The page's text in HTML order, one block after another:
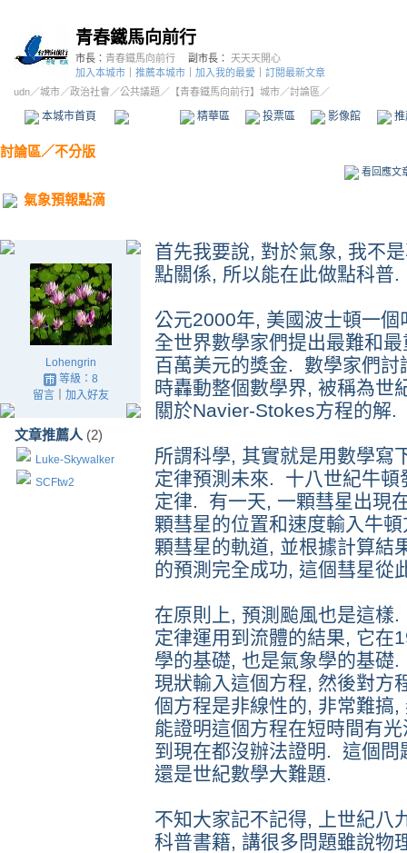
青春鐵馬向前行
市長： 青春鐵馬向前行 副市長： 天天天開心
加入本城市
推薦本城市 加入我的最愛
訂閱最新文章
udn／城市／政治社會 ／公共議題 ／ 【青春鐵馬向前行】城市／討論區／
本城市首頁 精華區 投票區 影像館
討論區／不分版
看回應文
氣象預報點滴
Lohengrin
等級：8
留言｜ 加入好友
文章推薦人 (2)
Luke-Skywalker
SCFtw2
首先我要說, 對於氣象, 我不
點關係, 所以能在此做點科普.
公元2000年, 美國波士頓一
全世界數學家們提出最難和
百萬美元的獎金. 數學家們
時轟動整個數學界, 被稱為
關於Navier-Stokes方程的解.
所謂科學, 其實就是用數學寫
定律預測未來. 十八世紀牛頓
定律. 有一天, 一顆彗星出現
顆彗星的位置和速度輸入牛
顆彗星的軌道, 並根據計算結
的預測完全成功, 這個彗星從
在原則上, 預測颱風也是這
定律運用到流體的結果, 它在
學的基礎, 也是氣象學的基礎
現狀輸入這個方程, 然後對方
個方程是非線性的, 非常難搞
能證明這個方程在短時間有
到現在都沒辦法證明. 這個問
還是世紀數學大難題.
不知大家記不記得, 上世紀八
科普書籍, 講很多問題雖說物